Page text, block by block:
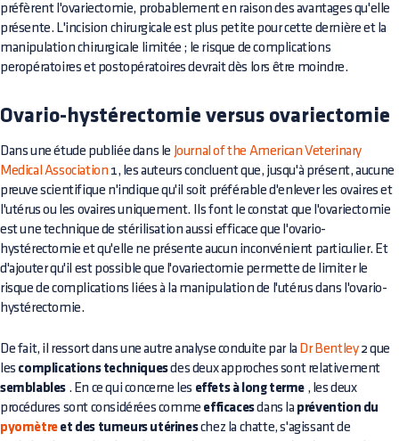
préfèrent l'ovariectomie, probablement en raison des avantages qu'elle
présente. L'incision chirurgicale est plus petite pour cette dernière et la
manipulation chirurgicale limitée ; le risque de complications
peropératoires et postopératoires devrait dès lors être moindre.
Ovario-hystérectomie versus ovariectomie
Dans une étude publiée dans le Journal of the American Veterinary
Medical Association 1, les auteurs concluent que, jusqu'à présent, aucune
preuve scientifique n'indique qu'il soit préférable d'enlever les ovaires et
l'utérus ou les ovaires uniquement. Ils font le constat que l'ovariectomie
est une technique de stérilisation aussi efficace que l'ovario-
hystérectomie et qu'elle ne présente aucun inconvénient particulier. Et
d'ajouter qu'il est possible que l'ovariectomie permette de limiter le
risque de complications liées à la manipulation de l'utérus dans l'ovario-
hystérectomie.
De fait, il ressort dans une autre analyse conduite par la DrBentley2 que
les complications techniquesdes deux approches sont relativement
semblables . En ce qui concerne les effets à long terme , les deux
procédures sont considérées comme efficacesdans la prévention du
pyomètreet des tumeurs utérineschez la chatte, s'agissant de